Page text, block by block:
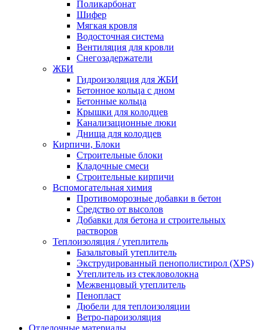
Поликарбонат
Шифер
Мягкая кровля
Водосточная система
Вентиляция для кровли
Снегозадержатели
ЖБИ
Гидроизоляция для ЖБИ
Бетонное кольца с дном
Бетонные кольца
Крышки для колодцев
Канализационные люки
Днища для колодцев
Кирпичи, Блоки
Строительные блоки
Кладочные смеси
Строительные кирпичи
Вспомогательная химия
Противоморозные добавки в бетон
Средство от высолов
Добавки для бетона и строительных
растворов
Теплоизоляция / утеплитель
Базальтовый утеплитель
Экструдированный пенополистирол (XPS)
Утеплитель из стекловолокна
Межвенцовый утеплитель
Пенопласт
Дюбели для теплоизоляции
Ветро-пароизоляция
Отделочные материалы